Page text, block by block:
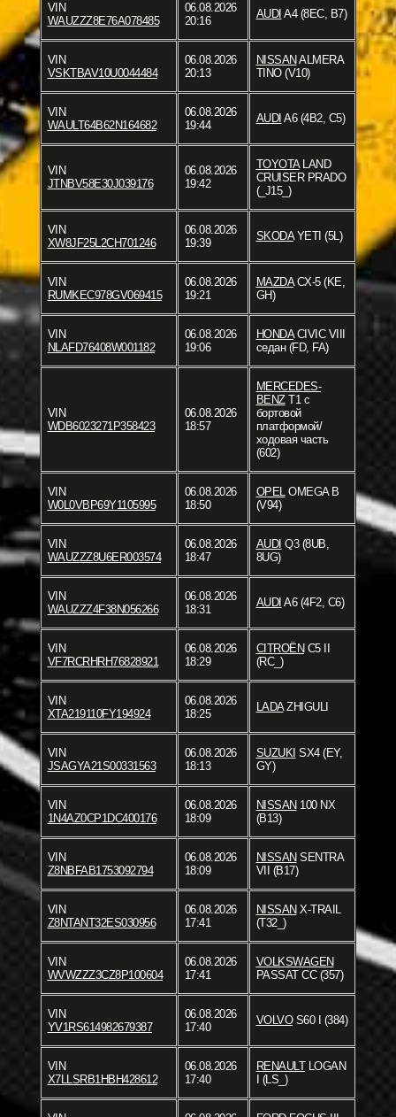
VIN
WAUZZZ8E76A078485
06.08.2026
20:16
AUDI A4 (8EC, B7)
VIN
VSKTBAV10U0044484
06.08.2026
20:13
NISSAN ALMERA
TINO (V10)
VIN
WAULT64B62N164682
06.08.2026
19:44
AUDI A6 (4B2, C5)
VIN
JTNBV58E30J039176
06.08.2026
19:42
TOYOTALAND
CRUISER PRADO
(_J15_)
VIN
XW8JF25L2CH701246
06.08.2026
19:39
SKODAYETI (5L)
VIN
RUMKEC978GV069415
06.08.2026
19:21
MAZDACX-5 (KE,
GH)
VIN
NLAFD76408W001182
06.08.2026
19:06
HONDACIVIC VIII
седан (FD, FA)
VIN
WDB6023271P358423
06.08.2026
18:57
MERCEDES-
BENZT1 c
бортовой
платформой/
ходовая часть
(602)
VIN
W0L0VBP69Y1105995
06.08.2026
18:50
OPELOMEGA B
(V94)
VIN
WAUZZZ8U6ER003574
06.08.2026
18:47
AUDI Q3 (8UB,
8UG)
VIN
WAUZZZ4F38N056266
06.08.2026
18:31
AUDI A6 (4F2, C6)
VIN
VF7RCRHRH76828921
06.08.2026
18:29
CITROËN C5 II
(RC_)
VIN
XTA219110FY194924
06.08.2026
18:25
LADAZHIGULI
VIN
JSAGYA21S00331563
06.08.2026
18:13
SUZUKI SX4 (EY,
GY)
VIN
1N4AZ0CP1DC400176
06.08.2026
18:09
NISSAN 100 NX
(B13)
VIN
Z8NBFAB1753092794
06.08.2026
18:09
NISSAN SENTRA
VII (B17)
VIN
Z8NTANT32ES030956
06.08.2026
17:41
NISSAN X-TRAIL
(T32_)
VIN
WVWZZZ3CZ8P100604
06.08.2026
17:41
VOLKSWAGEN
PASSAT CC (357)
VIN
YV1RS614982679387
06.08.2026
17:40
VOLVOS60 I (384)
VIN
X7LLSRB1HBH428612
06.08.2026
17:40
RENAULTLOGAN
I (LS_)